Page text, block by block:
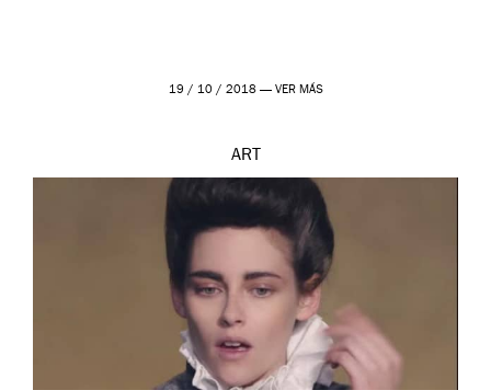
19 / 10 / 2018 — VER MÁS
ART